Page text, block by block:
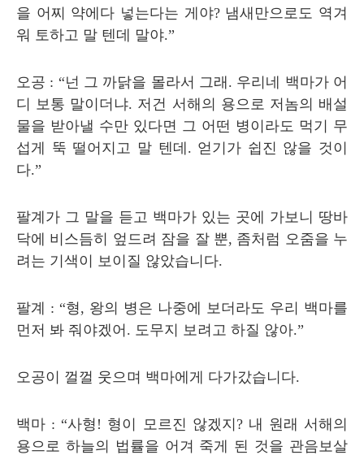
을 어찌 약에다 넣는다는 게야? 냄새만으로도 역겨
워 토하고 말 텐데 말야.”
오공 : “넌 그 까닭을 몰라서 그래 . 우리네 백마가 어
디 보통 말이더냐. 저건 서해의 용으로 저놈의 배설
물을 받아낼 수만 있다면 그 어떤 병이라도 먹기 무
섭게 뚝 떨어지고 말 텐데 . 얻기가 쉽진 않을 것이
다.”
팔계가 그 말을 듣고 백마가 있는 곳에 가보니 땅바
닥에 비스듬히 엎드려 잠을 잘 뿐, 좀처럼 오줌을 누
려는 기색이 보이질 않았습니다.
팔계 : “형, 왕의 병은 나중에 보더라도 우리 백마를
먼저 봐 줘야겠어 . 도무지 보려고 하질 않아.”
오공이 껄껄 웃으며 백마에게 다가갔습니다.
백마 : “사형 ! 형이 모르진 않겠지 ? 내 원래 서해의
용으로 하늘의 법률을 어겨 죽게 된 것을 관음보살